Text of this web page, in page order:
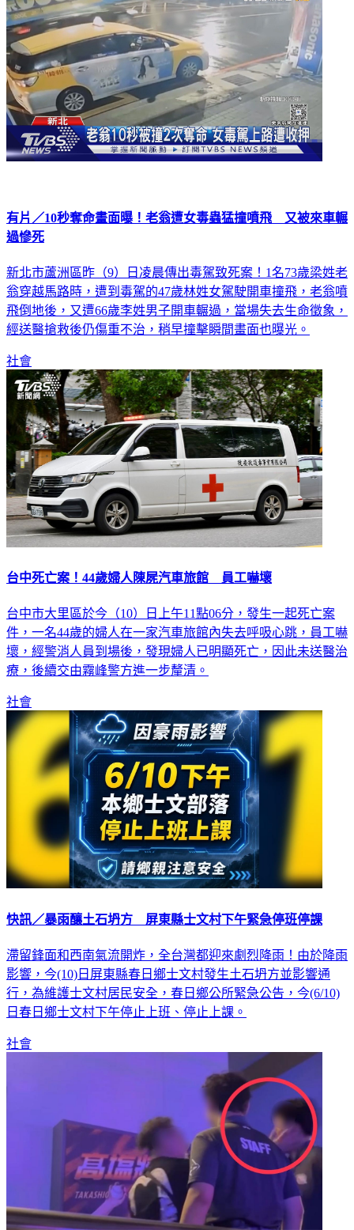
有片／10秒奪命畫面曝！老翁遭女毒蟲猛撞噴飛 又被來車輾
過慘死
新北市蘆洲區昨（9）日凌晨傳出毒駕致死案！1名73歲梁姓老
翁穿越馬路時，遭到毒駕的47歲林姓女駕駛開車撞飛，老翁噴
飛倒地後，又遭66歲李姓男子開車輾過，當場失去生命徵象，
經送醫搶救後仍傷重不治，稍早撞擊瞬間畫面也曝光。
社會
台中死亡案！44歲婦人陳屍汽車旅館 員工嚇壞
台中市大里區於今（10）日上午11點06分，發生一起死亡案
件，一名44歲的婦人在一家汽車旅館內失去呼吸心跳，員工嚇
壞，經警消人員到場後，發現婦人已明顯死亡，因此未送醫治
療，後續交由霧峰警方進一步釐清。
社會
快訊／暴雨釀土石坍方 屏東縣士文村下午緊急停班停課
滯留鋒面和西南氣流開炸，全台灣都迎來劇烈降雨！由於降雨
影響，今(10)日屏東縣春日鄉士文村發生土石坍方並影響通
行，為維護士文村居民安全，春日鄉公所緊急公告，今(6/10)
日春日鄉士文村下午停止上班、停止上課。
社會